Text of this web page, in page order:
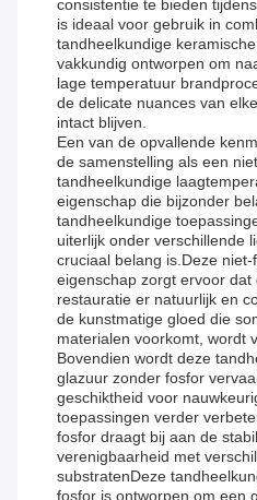
consistentie te bieden
is ideaal voor gebruik in
tandheelkundige
vakkundig ontworpen om
lage temperatuur
de delicate nuances van
intact blijven.
Een van de opvallende
de samenstelling als een
tandheelkundige
eigenschap die bijzonder
tandheelkundige
uiterlijk onder verschillende
cruciaal belang is.Deze
eigenschap zorgt ervoor
restauratie er natuurlijk en
de kunstmatige gloed die
materialen voorkomt, wordt
Bovendien wordt deze
glazuur zonder fosfor
geschiktheid voor
toepassingen verder
fosfor draagt bij aan de
verenigbaarheid met
substratenDeze
fosfor is ontworpen om een